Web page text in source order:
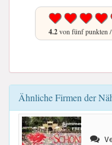
4.2von fünf punkten /
Ähnliche Firmen der